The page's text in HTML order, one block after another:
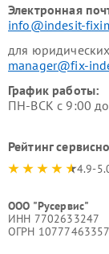
Электронная
info@indesit-
для
manager@fix-
График работы:
ПН-ВСК с 9:00
Рейтинг
4.9-
ООО "Русервис"
ИНН 7702633247
ОГРН